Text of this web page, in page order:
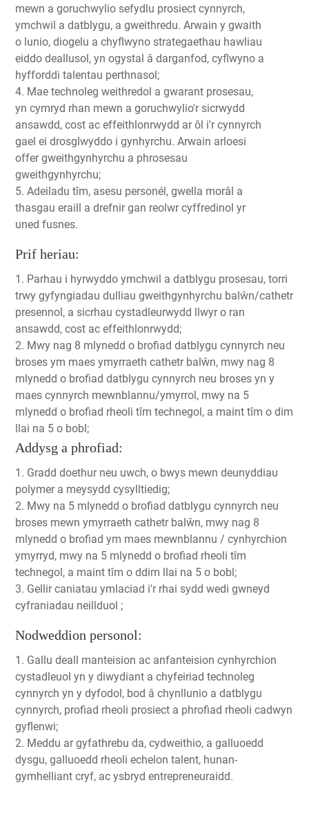
mewn a goruchwylio sefydlu prosiect cynnyrch,
ymchwil a datblygu, a gweithredu. Arwain y gwaith
o lunio, diogelu a chyflwyno strategaethau hawliau
eiddo deallusol, yn ogystal â darganfod, cyflwyno a
hyfforddi talentau perthnasol;
4. Mae technoleg weithredol a gwarant prosesau,
yn cymryd rhan mewn a goruchwylio'r sicrwydd
ansawdd, cost ac effeithlonrwydd ar ôl i'r cynnyrch
gael ei drosglwyddo i gynhyrchu. Arwain arloesi
offer gweithgynhyrchu a phrosesau
gweithgynhyrchu;
5. Adeiladu tîm, asesu personél, gwella morâl a
thasgau eraill a drefnir gan reolwr cyffredinol yr
uned fusnes.
Prif heriau:
1. Parhau i hyrwyddo ymchwil a datblygu prosesau, torri
trwy gyfyngiadau dulliau gweithgynhyrchu balŵn/cathetr
presennol, a sicrhau cystadleurwydd llwyr o ran
ansawdd, cost ac effeithlonrwydd;
2. Mwy nag 8 mlynedd o brofiad datblygu cynnyrch neu
broses ym maes ymyrraeth cathetr balŵn, mwy nag 8
mlynedd o brofiad datblygu cynnyrch neu broses yn y
maes cynnyrch mewnblannu/ymyrrol, mwy na 5
mlynedd o brofiad rheoli tîm technegol, a maint tîm o dim
llai na 5 o bobl;
Addysg a phrofiad:
1. Gradd doethur neu uwch, o bwys mewn deunyddiau
polymer a meysydd cysylltiedig;
2. Mwy na 5 mlynedd o brofiad datblygu cynnyrch neu
broses mewn ymyrraeth cathetr balŵn, mwy nag 8
mlynedd o brofiad ym maes mewnblannu / cynhyrchion
ymyrryd, mwy na 5 mlynedd o brofiad rheoli tîm
technegol, a maint tîm o ddim llai na 5 o bobl;
3. Gellir caniatau ymlaciad i'r rhai sydd wedi gwneyd
cyfraniadau neillduol ;
Nodweddion personol:
1. Gallu deall manteision ac anfanteision cynhyrchion
cystadleuol yn y diwydiant a chyfeiriad technoleg
cynnyrch yn y dyfodol, bod â chynllunio a datblygu
cynnyrch, profiad rheoli prosiect a phrofiad rheoli cadwyn
gyflenwi;
2. Meddu ar gyfathrebu da, cydweithio, a galluoedd
dysgu, galluoedd rheoli echelon talent, hunan-
gymhelliant cryf, ac ysbryd entrepreneuraidd.